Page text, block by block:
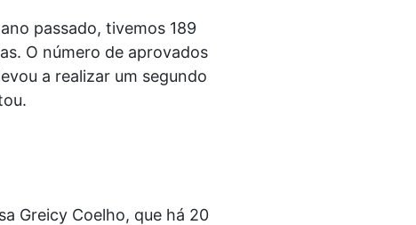
passado, tivemos 189
O número de aprovados
a realizar um segundo
Greicy Coelho, que há 20